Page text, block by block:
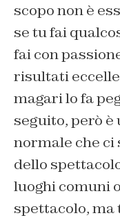
scopo non è
se tu fai
fai con
risultati
magari lo fa
seguito, però è
normale che ci
dello
luoghi comuni
spettacolo, ma